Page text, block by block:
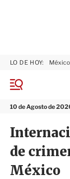
M
n
10 de Agosto de
LO DE HOY:
de
México